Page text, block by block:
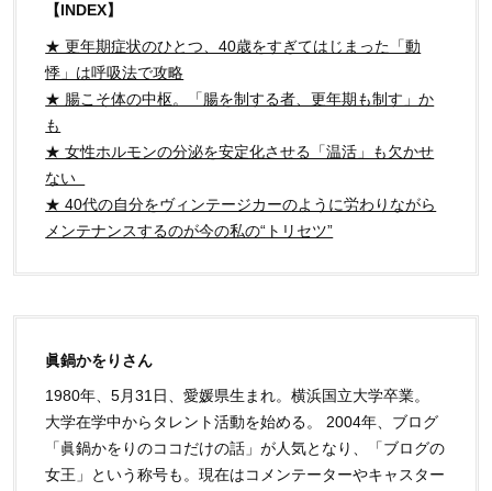
【INDEX】
★ 更年期症状のひとつ、40歳をすぎてはじまった「動
悸」は呼吸法で攻略
★ 腸こそ体の中枢。「腸を制する者、更年期も制す」か
も
★ 女性ホルモンの分泌を安定化させる「温活」も欠かせ
ない
★ 40代の自分をヴィンテージカーのように労わりながら
メンテナンスするのが今の私の“トリセツ”
眞鍋かをりさん
1980年、5月31日、愛媛県生まれ。横浜国立大学卒業。
大学在学中からタレント活動を始める。 2004年、ブログ
「眞鍋かをりのココだけの話」が人気となり、「ブログの
女王」という称号も。現在はコメンテーターやキャスター